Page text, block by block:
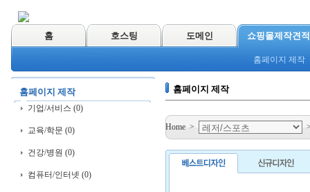
홈 호스팅 도메인 쇼핑몰제작견
홈페이지 제작
홈페이지 제작
기업/서비스 (0)
교육/학문 (0)
건강/병원 (0)
컴퓨터/인터넷 (0)
홈페이지 제작
Home >